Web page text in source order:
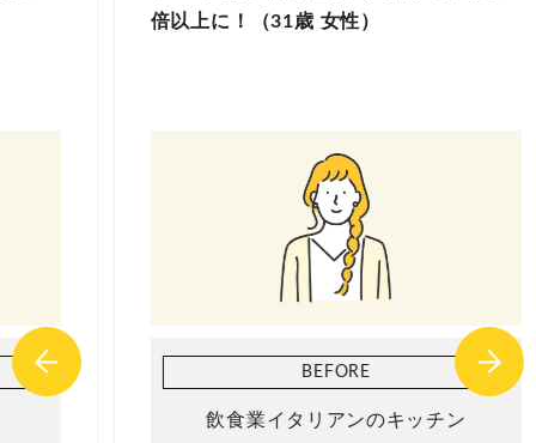
倍以上に！（31歳 女性）
飲食業イタリアンのキッチン